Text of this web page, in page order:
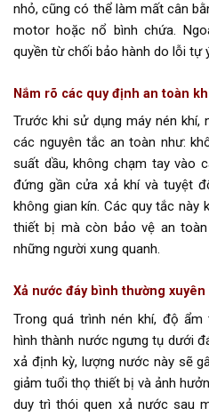
nhỏ, cũng có thể làm mất cân
motor hoặc nổ bình chứa.
quyền từ chối bảo hành do lỗi tự
Nắm rõ các quy định an toàn
Trước khi sử dụng máy nén khí,
các nguyên tắc an toàn như:
suất dầu, không chạm tay vào
đứng gần cửa xả khí và tuyệt
không gian kín. Các quy tắc
thiết bị mà còn bảo vệ an
những người xung quanh.
Xả nước đáy bình thường xuyên
Trong quá trình nén khí, độ
hình thành nước ngưng tụ dưới
xả định kỳ, lượng nước này sẽ
giảm tuổi thọ thiết bị và ảnh
duy trì thói quen xả nước sau